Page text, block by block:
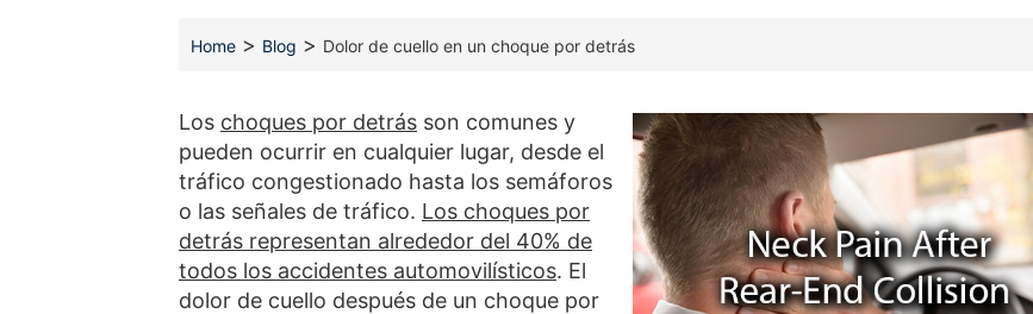
Home > Blog > Dolor de cuello en un choque por detrás
Los choques por detrás son comunes y
pueden ocurrir en cualquier lugar, desde el
tráfico congestionado hasta los semáforos
o las señales de tráfico. Los choques por
detrás representan alrededor del 40% de
todos los accidentes automovilísticos. El
dolor de cuello después de un choque por